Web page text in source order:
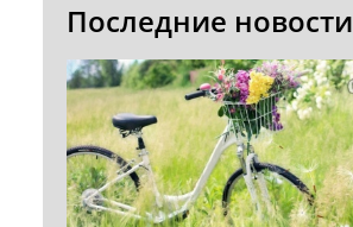
Последние новости